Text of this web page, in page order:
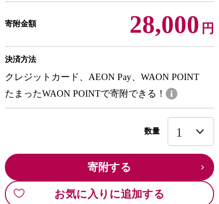
寄附金額 28,000 円
決済方法
クレジットカード、AEON Pay、WAON POINT
たまったWAON POINTで寄附できる！
数量
寄附する
お気に入りに追加する